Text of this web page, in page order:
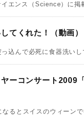
エンス（Science）に掲
てくれた！（動画）
込んで必死に食器洗い
ーコンサート2009
るとスイスのウィーン